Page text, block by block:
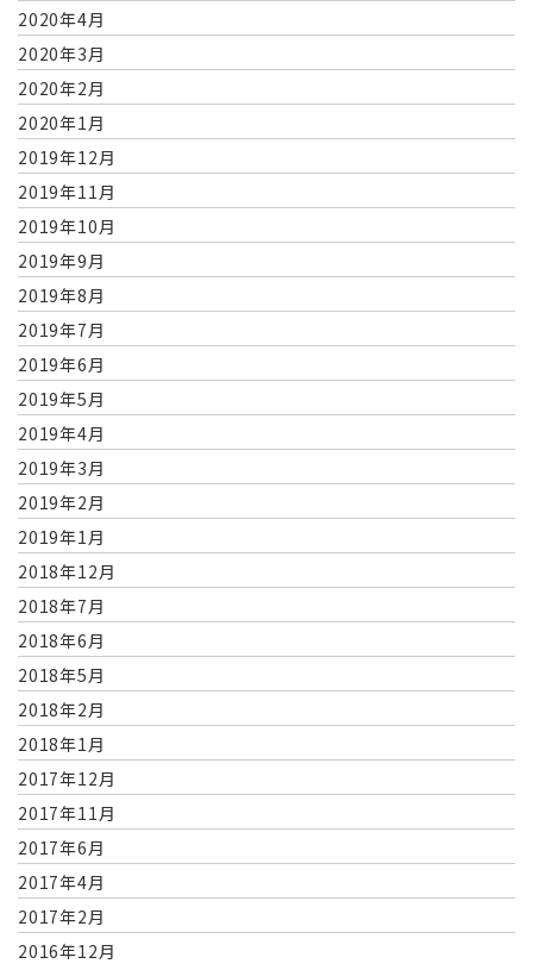
2020年4月
2020年3月
2020年2月
2020年1月
2019年12月
2019年11月
2019年10月
2019年9月
2019年8月
2019年7月
2019年6月
2019年5月
2019年4月
2019年3月
2019年2月
2019年1月
2018年12月
2018年7月
2018年6月
2018年5月
2018年2月
2018年1月
2017年12月
2017年11月
2017年6月
2017年4月
2017年2月
2016年12月